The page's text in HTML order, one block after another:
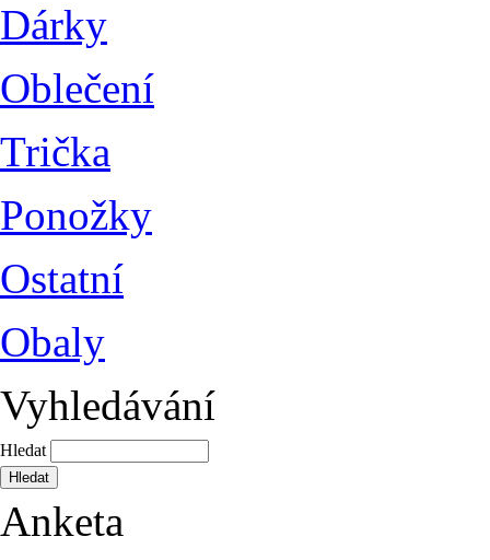
Dárky
Oblečení
Trička
Ponožky
Ostatní
Obaly
Vyhledávání
Hledat
Anketa